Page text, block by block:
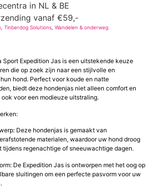
in NL & BE
vanaf €59,-
,Tinberdog Solutions,Wandelen & onderweg
Sport Expedition Jas is een uitstekende keuze
die op zoek zijn naar een stijlvolle en
hond. Perfect voor koude en natte
biedt deze hondenjas niet alleen comfort en
voor een modieuze uitstraling.
Deze hondenjas is gemaakt van
materialen, waardoor uw hond droog
tijdens regenachtige of sneeuwachtige dagen.
De Expedition Jas is ontworpen met het oog op
sluitingen om een perfecte pasvorm voor uw